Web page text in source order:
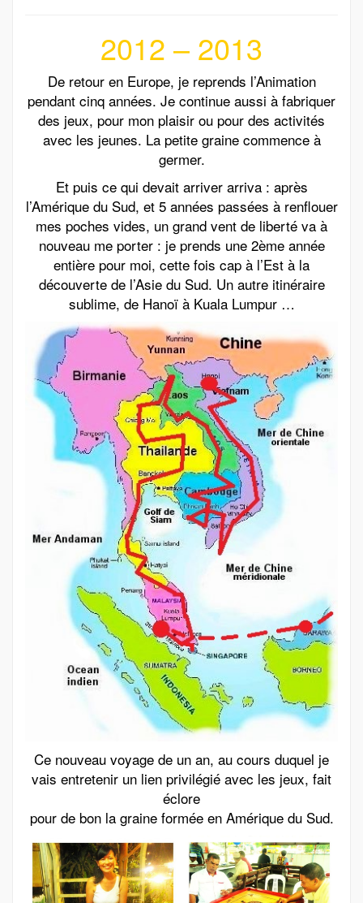
2012 – 2013
De retour en Europe, je reprends l’Animation
pendant cinq années. Je continue aussi à fabriquer
des jeux, pour mon plaisir ou pour des activités
avec les jeunes. La petite graine commence à
germer.
Et puis ce qui devait arriver arriva : après
l’Amérique du Sud, et 5 années passées à renflouer
mes poches vides, un grand vent de liberté va à
nouveau me porter : je prends une 2ème année
entière pour moi, cette fois cap à l’Est à la
découverte de l’Asie du Sud. Un autre itinéraire
sublime, de Hanoï à Kuala Lumpur …
Ce nouveau voyage de un an, au cours duquel je
vais entretenir un lien privilégié avec les jeux, fait
éclore
pour de bon la graine formée en Amérique du Sud.